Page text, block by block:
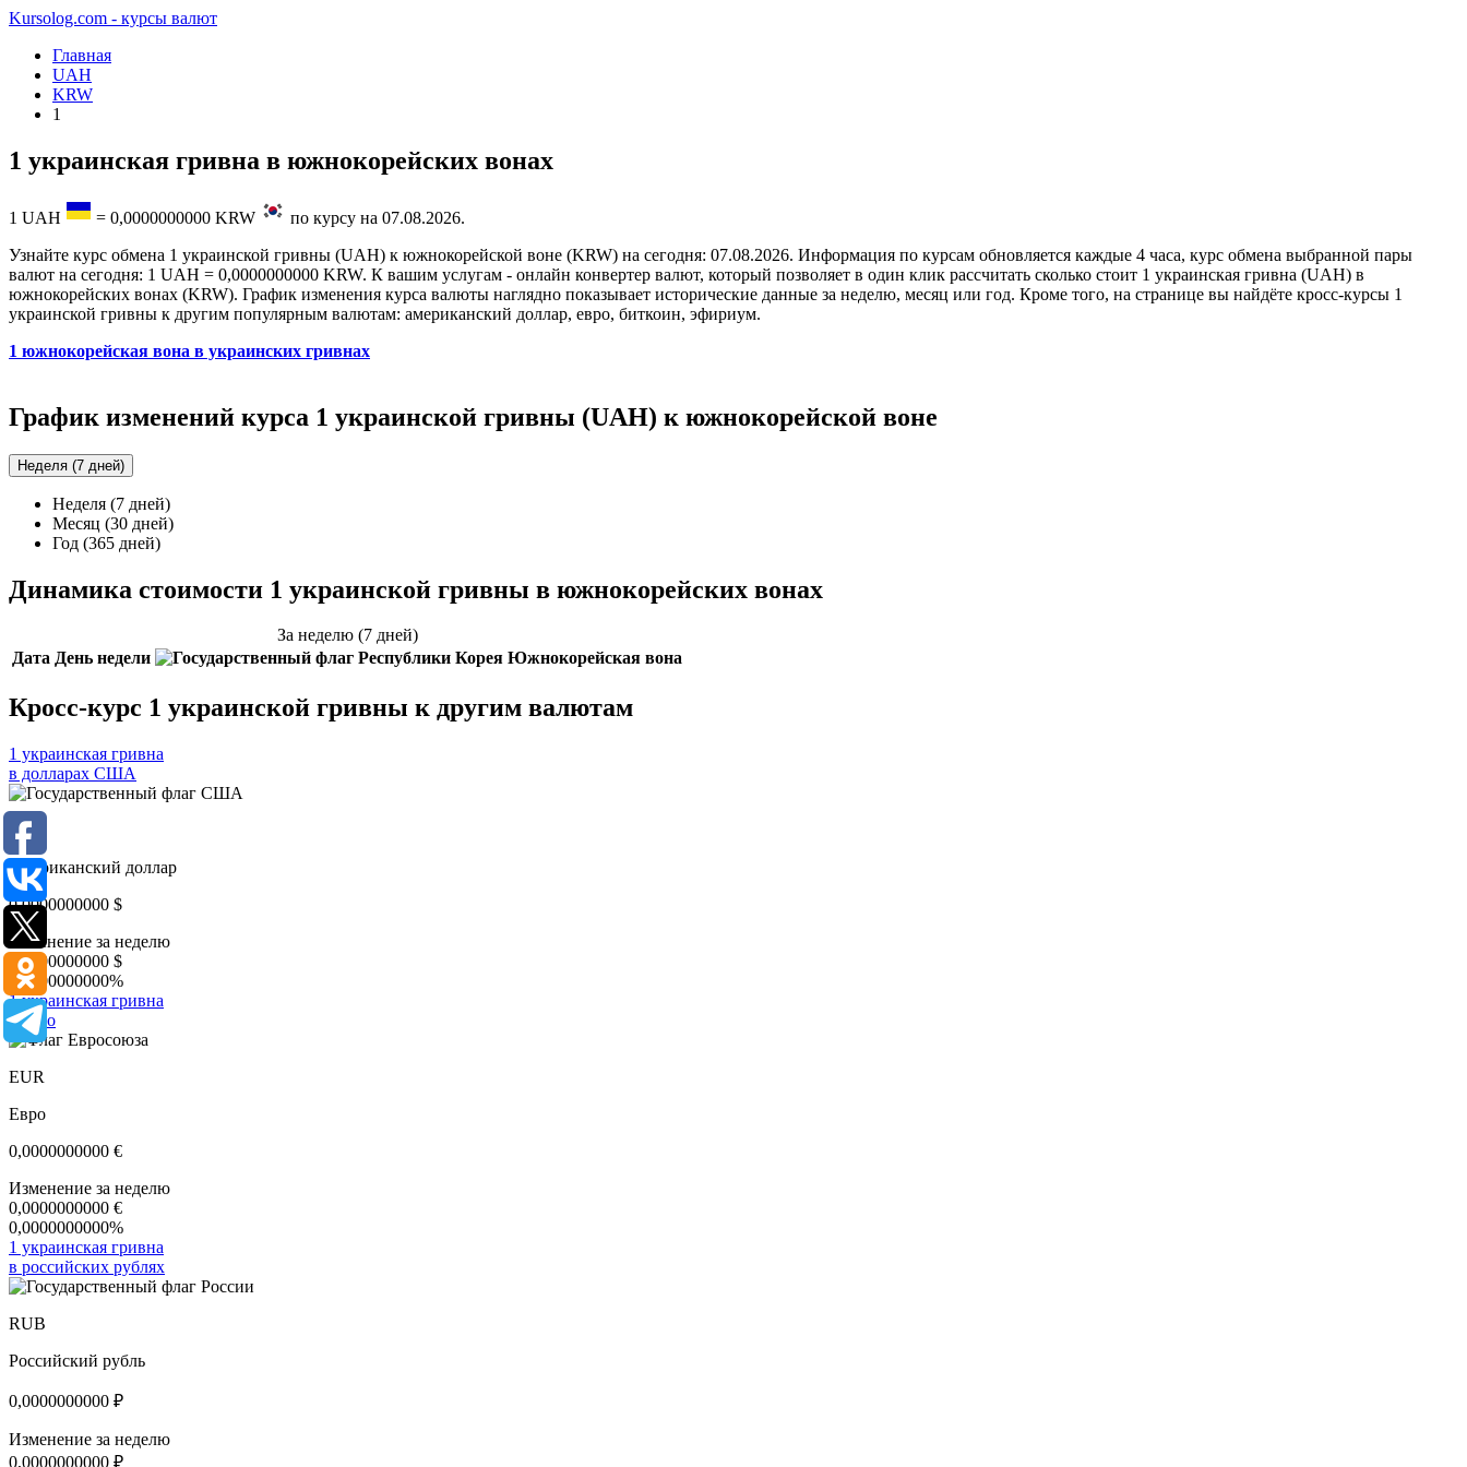
Kursolog.com - курсы валют
Главная
UAH
KRW
1
1 украинская гривна в южнокорейских вонах
1 UAH = 0,0000000000 KRW по курсу на 07.08.2026.
Узнайте курс обмена 1 украинской гривны (UAH) к южнокорейской воне (KRW) на сегодня: 07.08.2026. Информация по курсам обновляется каждые 4 часа, курс обмена выбранной пары
валют на сегодня: 1 UAH = 0,0000000000 KRW. К вашим услугам - онлайн конвертер валют, который позволяет в один клик рассчитать сколько стоит 1 украинская гривна (UAH) в
южнокорейских вонах (KRW). График изменения курса валюты наглядно показывает исторические данные за неделю, месяц или год. Кроме того, на странице вы найдёте кросс-курсы 1
украинской гривны к другим популярным валютам: американский доллар, евро, биткоин, эфириум.
1 южнокорейская вона в украинских гривнах
График изменений курса 1 украинской гривны (UAH) к южнокорейской воне
Неделя (7 дней)
Неделя (7 дней)
Месяц (30 дней)
Год (365 дней)
Динамика стоимости 1 украинской гривны в южнокорейских вонах
За неделю (7 дней)
Дата День недели Южнокорейская вона
Кросс-курс 1 украинской гривны к другим валютам
1 украинская гривна
в долларах США
USD
Американский доллар
0,0000000000 $
Изменение за неделю
0,0000000000 $
0,0000000000%
1 украинская гривна
в евро
EUR
Евро
0,0000000000 €
Изменение за неделю
0,0000000000 €
0,0000000000%
1 украинская гривна
в российских рублях
RUB
Российский рубль
0,0000000000 ₽
Изменение за неделю
0,0000000000 ₽